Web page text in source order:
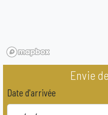
Envie
Date d'arrivée